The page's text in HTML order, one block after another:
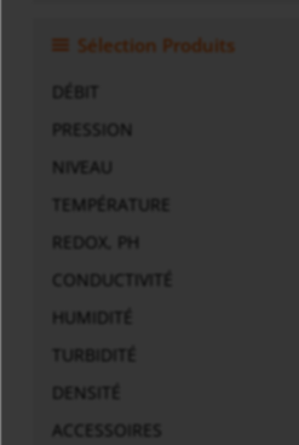
Sélection Produits
DÉBIT
PRESSION
NIVEAU
TEMPÉRATURE
REDOX, PH
CONDUCTIVITÉ
HUMIDITÉ
TURBIDITÉ
DENSITÉ
ACCESSOIRES